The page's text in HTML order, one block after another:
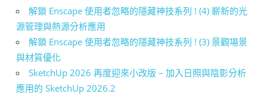
解鎖 Enscape 使用者忽略的隱藏神技系列 ! (4) 嶄新的光
源管理與熱源分析應用
解鎖 Enscape 使用者忽略的隱藏神技系列 ! (3) 景觀場景
與材質優化
SketchUp 2026 再度迎來小改版 – 加入日照與陰影分析
應用的 SketchUp 2026.2